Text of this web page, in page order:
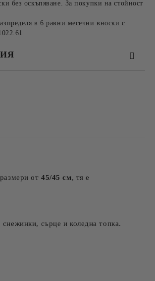
без оскъпяване. За покупки на стойност
в 6 равни месечни вноски с
от45/45 см, тя е
сърце и коледна топка.